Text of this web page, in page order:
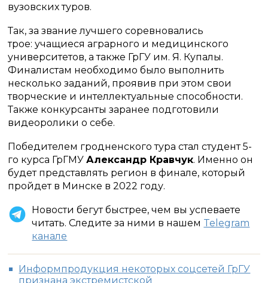
вузовских туров.
Так, за звание лучшего соревновались
трое: учащиеся аграрного и медицинского
университетов, а также ГрГУ им. Я. Купалы.
Финалистам необходимо было выполнить
несколько заданий, проявив при этом свои
творческие и интеллектуальные способности.
Также конкурсанты заранее подготовили
видеоролики о себе.
Победителем гродненского тура стал студент 5-
го курса ГрГМУАлександр Кравчук. Именно он
будет представлять регион в финале, который
пройдет в Минске в 2022 году.
Новости бегут быстрее, чем вы успеваете
читать. Следите за ними в нашем Telegram
канале
Информпродукция некоторых соцсетей ГрГУ
признана экстремистской